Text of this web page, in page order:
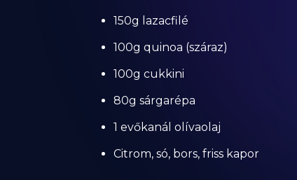
150g lazacfilé
100g quinoa (száraz)
100g cukkini
80g sárgarépa
1 evőkanál olívaolaj
Citrom, só, bors, friss kapor